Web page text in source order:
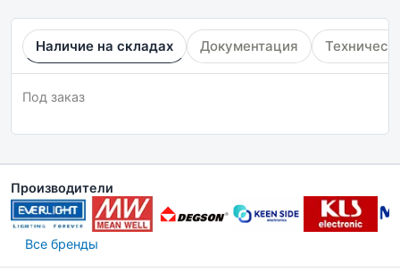
Наличие на складах Документация
Под заказ
Производители
Все бренды